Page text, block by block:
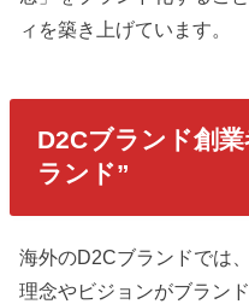
ィを築き上げています。
D2Cブランド創
ランド”
海外のD2Cブランドでは
理念やビジョンがブラン